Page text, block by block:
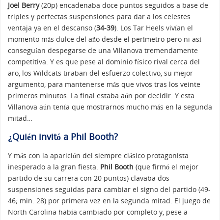
Joel Berry(20p) encadenaba doce puntos seguidos a base de
triples y perfectas suspensiones para dar a los celestes
ventaja ya en el descanso (34-39). Los Tar Heels vivían el
momento más dulce del año desde el perímetro pero ni así
conseguían despegarse de una Villanova tremendamente
competitiva. Y es que pese al dominio físico rival cerca del
aro, los Wildcats tiraban del esfuerzo colectivo, su mejor
argumento, para mantenerse más que vivos tras los veinte
primeros minutos. La final estaba aún por decidir. Y esta
Villanova aún tenía que mostrarnos mucho más en la segunda
mitad…
¿Quién invitó a Phil Booth?
Y más con la aparición del siempre clásico protagonista
inesperado a la gran fiesta. Phil Booth (que firmó el mejor
partido de su carrera con 20 puntos) clavaba dos
suspensiones seguidas para cambiar el signo del partido (49-
46; min. 28) por primera vez en la segunda mitad. El juego de
North Carolina había cambiado por completo y, pese a